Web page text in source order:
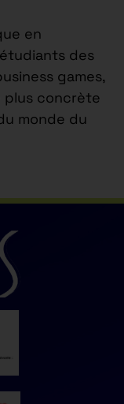
en
des
games,
plus concrète
monde du